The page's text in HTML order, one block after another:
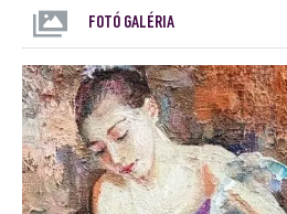
FOTÓ GALÉRIA